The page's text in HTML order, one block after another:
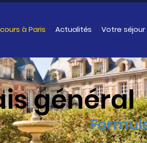
à Paris Actualités Votre séjour
général